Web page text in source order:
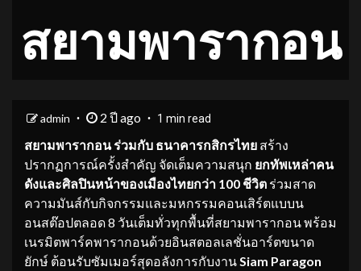
สยามพารากอน
admin 2 ปี ago 1 min read
สยามพารากอน ร่วมกับ ธนาคารกสิกรไทย สร้าง
ปรากฏการณ์ครั้งสำคัญ จัดเต็มความสนุก ยกทัพเหล่าคน
ดังและศิลปินหน้าของเมืองไทยกว่า 100 ชีวิต ร่วมสาด
ความมันส์กับกิจกรรมและมหกรรมคอนเสิร์ตแบบน
อนสต๊อปตลอด 8 วันเต็มทั่วทุกพื้นที่สยามพารากอน พร้อม
เนรมิตพาร์คพารากอนด้วยอินสตอลเลชั่นอาร์ตขนาด
ยักษ์ ต้อนรับซัมเมอร์สุดอลังการกับงาน Siam Paragon